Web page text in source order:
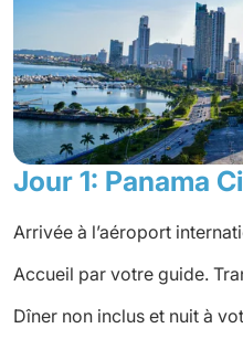
et $USD en espèces
végétation
singes.
Découvrez le
del Toro.
Jour 1: Panama
Arrivée à l’aéroport
Accueil par votre guide.
Dîner non inclus et nuit à